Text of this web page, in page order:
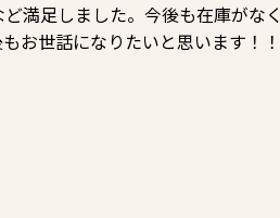
満足しました。今後も在庫がな
お世話になりたいと思います！！